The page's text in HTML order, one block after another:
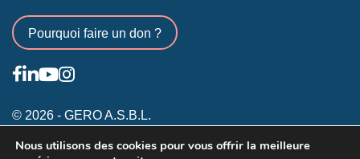
Pourquoi faire un don ?
© 2026 - GERO A.S.B.L.
Conditions générales
Nous utilisons des cookies pour vous offrir la meilleure